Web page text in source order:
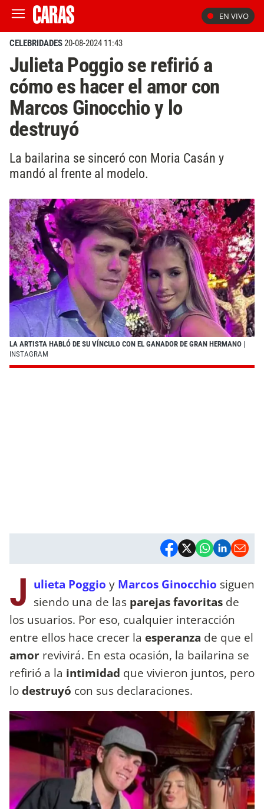
EN VIVO
CELEBRIDADES20-08-2024 11:43
Julieta Poggio se refirió a
cómo es hacer el amor con
Marcos Ginocchio y lo
destruyó
La bailarina se sinceró con Moria Casán y
mandó al frente al modelo.
LA ARTISTA HABLÓ DE SU VÍNCULO CON EL GANADOR DE GRAN HERMANO |
INSTAGRAM
J ulieta Poggio y Marcos Ginocchio siguen
siendo una de las parejas favoritas de
los usuarios. Por eso, cualquier interacción
entre ellos hace crecer la esperanza de que el
amor revivirá. En esta ocasión, la bailarina se
refirió a la intimidad que vivieron juntos, pero
lodestruyó con sus declaraciones.